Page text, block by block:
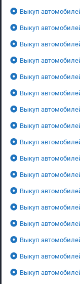
Выкуп
Выкуп
Выкуп
Выкуп
Выкуп
Выкуп
Выкуп
Выкуп
Выкуп
Выкуп
Выкуп
Выкуп
Выкуп
Выкуп
Выкуп
Выкуп
Выкуп